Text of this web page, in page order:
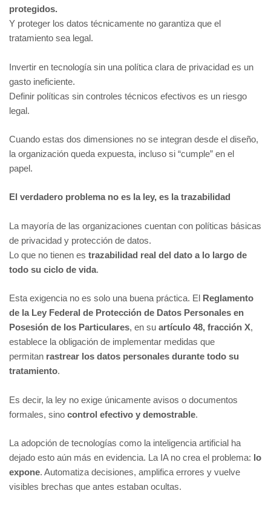
protegidos.
Y proteger los datos técnicamente no garantiza que el
tratamiento sea legal.
Invertir en tecnología sin una política clara de privacidad es un
gasto ineficiente.
Definir políticas sin controles técnicos efectivos es un riesgo
legal.
Cuando estas dos dimensiones no se integran desde el diseño,
la organización queda expuesta, incluso si “cumple” en el
papel.
El verdadero problema no es la ley, es la trazabilidad
La mayoría de las organizaciones cuentan con políticas básicas
de privacidad y protección de datos.
Lo que no tienen es trazabilidad real del dato a lo largo de
todo su ciclo de vida.
Esta exigencia no es solo una buena práctica. El
Reglamento
de la Ley Federal de Protección de Datos Personales en
Posesión de los Particulares, en su artículo 48, fracción X,
establece la obligación de implementar medidas que
permitan rastrear los datos personales durante todo su
tratamiento.
Es decir, la ley no exige únicamente avisos o documentos
formales, sino control efectivo y demostrable.
La adopción de tecnologías como la inteligencia artificial ha
dejado esto aún más en evidencia. La IA no crea el problema: lo
expone. Automatiza decisiones, amplifica errores y vuelve
visibles brechas que antes estaban ocultas.